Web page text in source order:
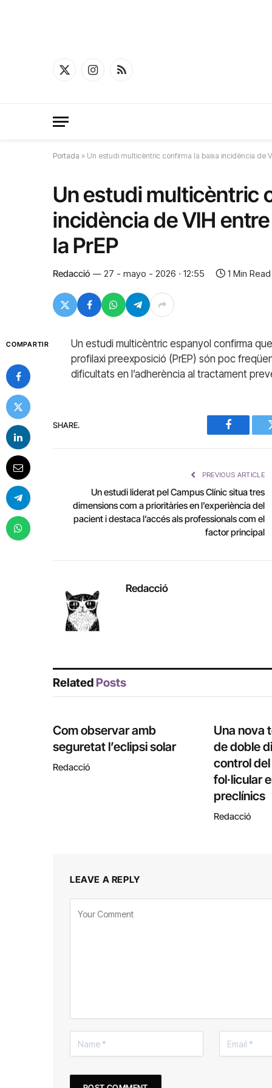
X
InstagramRSS
Portada » Un estudi multicèntric confirma la baixa incidència de
Un estudi multicèntric
incidència de VIH
la PrEP
Redacció 27 - mayo - 2026 · 12:55 1 Min Read
COMPARTIR
Un estudi multicèntric espanyol confirma
profilaxi preexposició (PrEP) són poc
dificultats en l’adherència al tractament
SHARE.
Facebook
PREVIOUS ARTICLE
Un estudi liderat pel Campus Clínic situa tres
dimensions com a prioritàries en l’experiència del
pacient i destaca l’accés als professionals com el
factor principal
Redacció
Related Posts
Com observar amb
seguretat l’eclipsi solar
Redacció
Una nova
de doble
control
fol·licular
preclínics
Redacció
LEAVE A REPLY